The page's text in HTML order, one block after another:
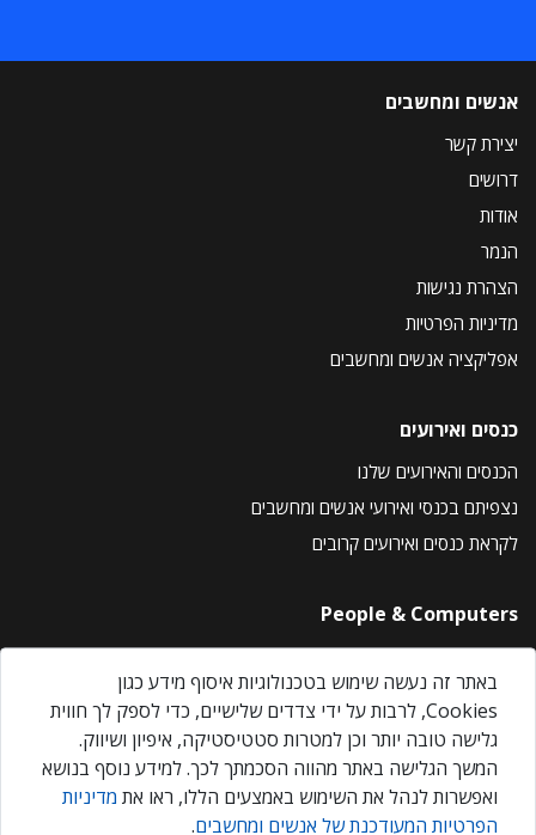
אנשים ומחשבים
יצירת קשר
דרושים
אודות
הנמר
הצהרת נגישות
מדיניות הפרטיות
אפליקציה אנשים ומחשבים
כנסים ואירועים
הכנסים והאירועים שלנו
נצפיתם בכנסי ואירועי אנשים ומחשבים
לקראת כנסים ואירועים קרובים
People & Computers
About Us
Privacy Policy
Contact Us
Our Events
באתר זה נעשה שימוש בטכנולוגיות איסוף מידע כגון
Cookies, לרבות על ידי צדדים שלישיים, כדי לספק לך חווית
גלישה טובה יותר וכן למטרות סטטיסטיקה, איפיון ושיווק.
המשך הגלישה באתר מהווה הסכמתך לכך. למידע נוסף בנושא
ואפשרות לנהל את השימוש באמצעים הללו, ראו את מדיניות
הפרטיות המעודכנת של אנשים ומחשבים.